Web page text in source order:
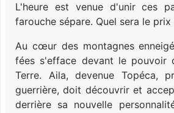
L'heure est venue d'unir ces
farouche sépare. Quel sera le prix
Au cœur des montagnes
fées s'efface devant le pouvoir
Terre. Aila, devenue Topéca,
guerrière, doit découvrir et
derrière sa nouvelle